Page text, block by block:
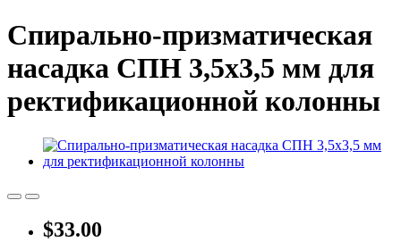
Спирально-призматическая
насадка СПН 3,5х3,5 мм для
ректификационной колонны
$33.00